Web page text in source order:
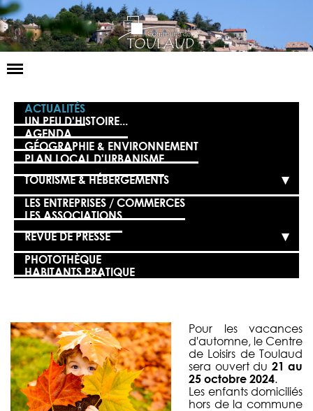
Basculer
LA MAIRIE
NOS SERVICES
LA VIE LOCALE
VOS DÉMARCHES
CONTACT
ACTUALITÉS
UN PEU D'HISTOIRE...
AGENDA
GÉOGRAPHIE & ENVIRONNEMENT
PLAN LOCAL D'URBANISME
TOURISME & HÉBERGEMENTS
LES ENTREPRISES / COMMERCES
LES ASSOCIATIONS
REVUE DE PRESSE
PHOTOTHÈQUE
HABITANTS PRATIQUE
Pour les vacances
d'automne, le Centre
de Loisirs de Toulaud
sera ouvert du 21 au
25 octobre 2024.
Les enfants domiciliés
hors de la commune